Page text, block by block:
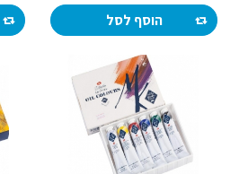
הוסף לסל